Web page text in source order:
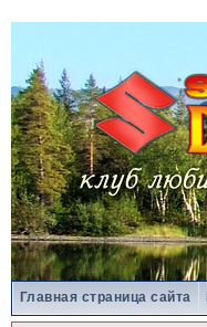
Главная страница сайта